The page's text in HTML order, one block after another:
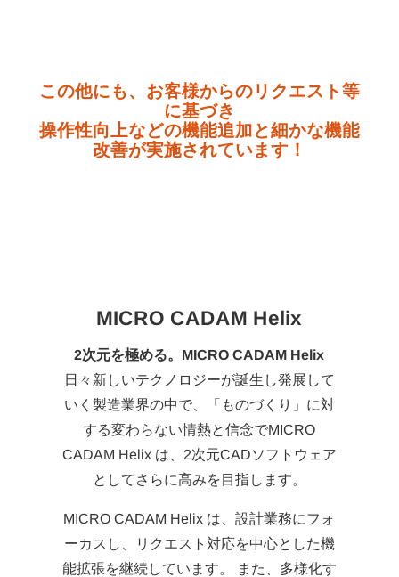
この他にも、お客様からのリクエスト等
に基づき
操作性向上などの機能追加と細かな機能
改善が実施されています！
MICRO CADAM Helix
2次元を極める。MICRO CADAM Helix
日々新しいテクノロジーが誕生し発展して
いく製造業界の中で、「ものづくり」に対
する変わらない情熱と信念でMICRO
CADAM Helix は、2次元CADソフトウェア
としてさらに高みを目指します。
MICRO CADAM Helix は、設計業務にフォ
ーカスし、リクエスト対応を中心とした機
能拡張を継続しています。 また、多様化す